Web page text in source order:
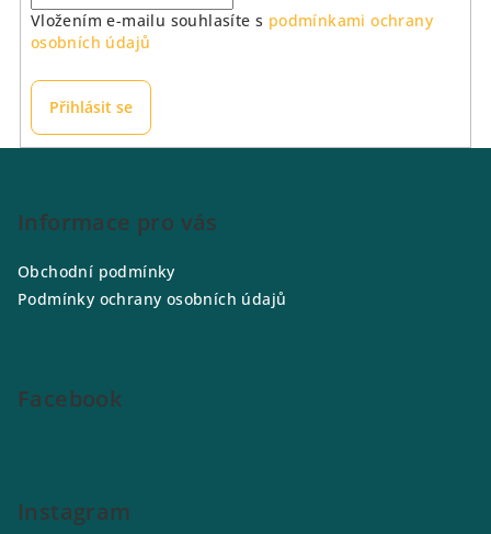
Vložením e-mailu souhlasíte s podmínkami ochrany
osobních údajů
Přihlásit se
Informace pro vás
Obchodní podmínky
Podmínky ochrany osobních údajů
Facebook
Instagram